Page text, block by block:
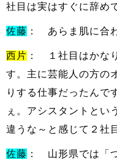
社目は実はすぐに辞め
佐藤 ： あらま肌に合
西片 ： １社目はかな
す。主に芸能人の方の
りする仕事だったんで
ぇ。アシスタントとい
違うな～と感じて２社
佐藤 ： 山形県では「